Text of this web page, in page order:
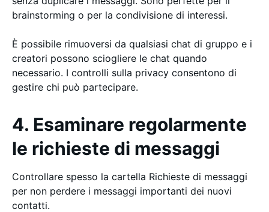
brainstorming o per la condivisione di interessi.
È possibile rimuoversi da qualsiasi chat di gruppo e i
creatori possono sciogliere le chat quando
necessario. I controlli sulla privacy consentono di
gestire chi può partecipare.
4. Esaminare regolarmente
le richieste di messaggi
Controllare spesso la cartella Richieste di messaggi
per non perdere i messaggi importanti dei nuovi
contatti.